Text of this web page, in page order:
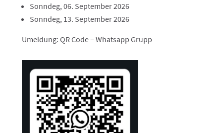
Sonndeg, 06. September 2026
Sonndeg, 13. September 2026
Umeldung: QR Code – Whatsapp Grupp